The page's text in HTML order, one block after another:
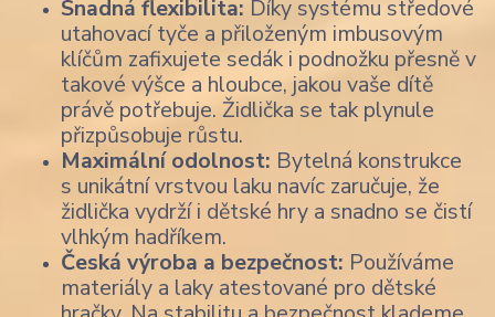
Snadná flexibilita: Díky systému středové
utahovací tyče a přiloženým imbusovým
klíčům zafixujete sedák i podnožku přesně v
takové výšce a hloubce, jakou vaše dítě
právě potřebuje. Židlička se tak plynule
přizpůsobuje růstu.
Maximální odolnost: Bytelná konstrukce
s unikátní vrstvou laku navíc zaručuje, že
židlička vydrží i dětské hry a snadno se čistí
vlhkým hadříkem.
Česká výroba a bezpečnost: Používáme
materiály a laky atestované pro dětské